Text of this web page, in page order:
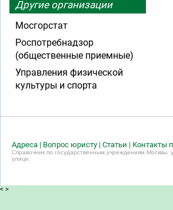
Другие организации
Мосгорстат
Роспотребнадзор
(общественные приемные)
Управления физической
культуры и спорта
Адреса | Вопрос юристу | Статьи | Контакты
Справочник по государственным учреждениям Москвы,
улице.
< >